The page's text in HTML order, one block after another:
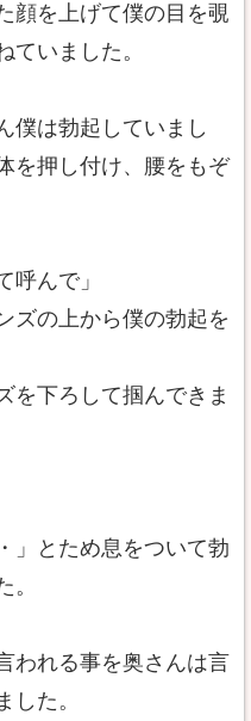
顔を上げて僕の目を覗
ていました。
僕は勃起していまし
を押し付け、腰をもぞ
呼んで」
ズの上から僕の勃起を
を下ろして掴んできま
」とため息をついて勃
。
われる事を奥さんは言
した。